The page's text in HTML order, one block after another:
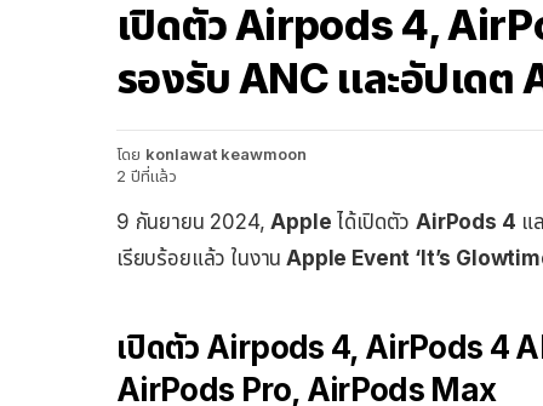
เปิดตัว Airpods 4,
รองรับ ANC และอัปเด
โดย konlawat keawmoon
2 ปีที่แล้ว
9 กันยายน 2024,Apple ได้เปิดตัวAirPods 4 แ
เรียบร้อยแล้ว ในงาน Apple Event ‘It’s
เปิดตัว Airpods 4, AirPods 4
AirPods Pro, AirPods Max